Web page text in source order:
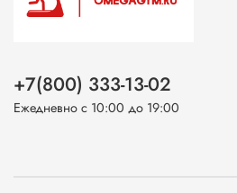
+7(800) 333-13-02
Ежедневно с 10:00 до 19:00